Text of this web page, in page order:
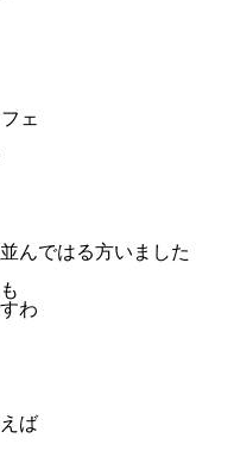
ェ
んではる方いました
わ
ば